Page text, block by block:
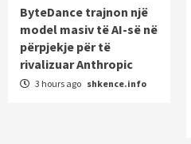
ByteDance trajnon një
model masiv të AI-së në
përpjekje për të
rivalizuar Anthropic
3 hours ago shkence.info